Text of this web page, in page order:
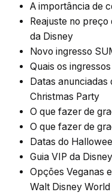
A importância de
Reajuste no
da Disney
Novo ingresso
Quais os
Datas anunciadas
Christmas Party
O que fazer de
O que fazer de
Datas do
Guia VIP da Disney
Opções Veganas
Walt Disney World